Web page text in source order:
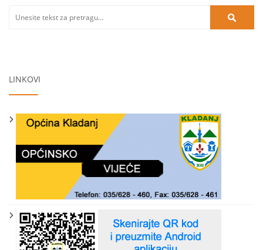
LINKOVI